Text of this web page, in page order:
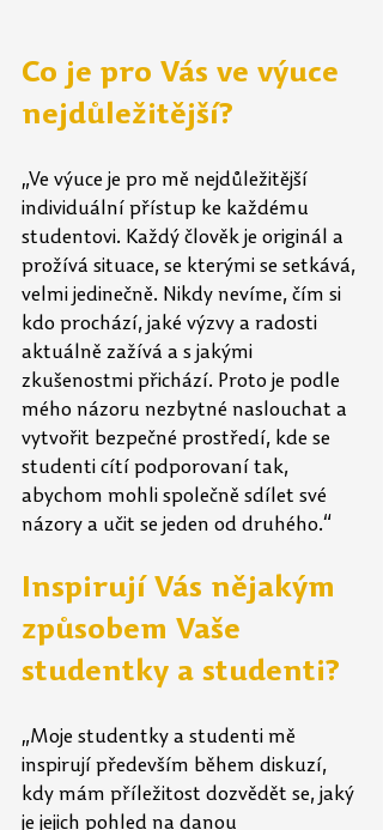
Co je pro Vás ve výuce
nejdůležitější?
„Ve výuce je pro mě nejdůležitější
individuální přístup ke každému
studentovi. Každý člověk je originál a
prožívá situace, se kterými se setkává,
velmi jedinečně. Nikdy nevíme, čím si
kdo prochází, jaké výzvy a radosti
aktuálně zažívá a s jakými
zkušenostmi přichází. Proto je podle
mého názoru nezbytné naslouchat a
vytvořit bezpečné prostředí, kde se
studenti cítí podporovaní tak,
abychom mohli společně sdílet své
názory a učit se jeden od druhého.“
Inspirují Vás nějakým
způsobem Vaše
studentky a studenti?
„Moje studentky a studenti mě
inspirují především během diskuzí,
kdy mám příležitost dozvědět se, jaký
je jejich pohled na danou